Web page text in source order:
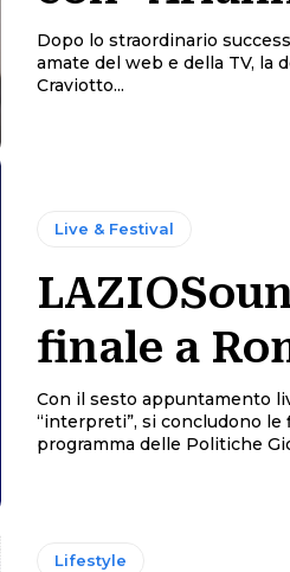
Dopo lo straordinario
amate del web e della TV, la
Craviotto...
Live & Festival
finale a
Con il sesto appuntamento
“interpreti”, si concludono le
programma delle Politiche
Lifestyle